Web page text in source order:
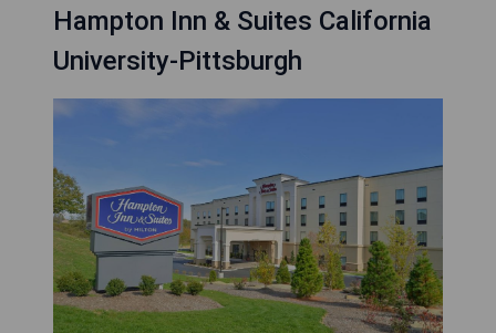
Hampton Inn & Suites California
University-Pittsburgh